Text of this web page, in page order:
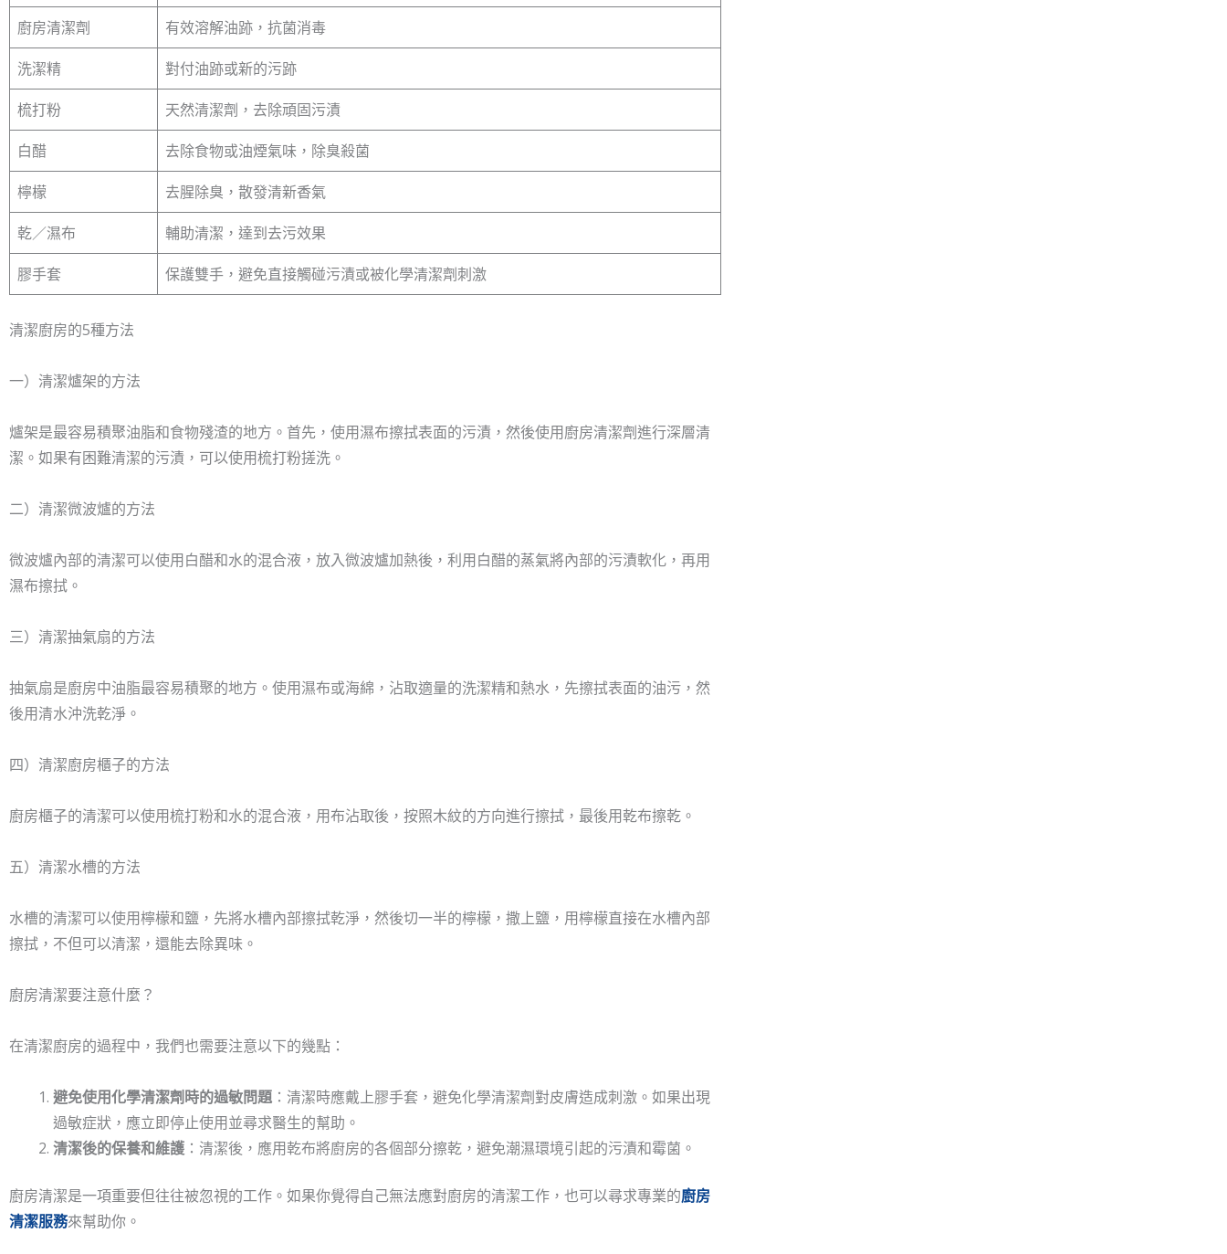
廚房清潔劑 有效溶解油跡，抗菌消毒
洗潔精 對付油跡或新的污跡
梳打粉 天然清潔劑，去除頑固污漬
白醋 去除食物或油煙氣味，除臭殺菌
檸檬 去腥除臭，散發清新香氣
乾／濕布 輔助清潔，達到去污效果
膠手套 保護雙手，避免直接觸碰污漬或被化學清潔劑刺激
清潔廚房的5種方法
一）清潔爐架的方法
爐架是最容易積聚油脂和食物殘渣的地方。首先，使用濕布擦拭表面的污漬，然後使用廚房清潔劑進行深層清
潔。如果有困難清潔的污漬，可以使用梳打粉搓洗。
二）清潔微波爐的方法
微波爐內部的清潔可以使用白醋和水的混合液，放入微波爐加熱後，利用白醋的蒸氣將內部的污漬軟化，再用
濕布擦拭。
三）清潔抽氣扇的方法
抽氣扇是廚房中油脂最容易積聚的地方。使用濕布或海綿，沾取適量的洗潔精和熱水，先擦拭表面的油污，然
後用清水沖洗乾淨。
四）清潔廚房櫃子的方法
廚房櫃子的清潔可以使用梳打粉和水的混合液，用布沾取後，按照木紋的方向進行擦拭，最後用乾布擦乾。
五）清潔水槽的方法
水槽的清潔可以使用檸檬和鹽，先將水槽內部擦拭乾淨，然後切一半的檸檬，撒上鹽，用檸檬直接在水槽內部
擦拭，不但可以清潔，還能去除異味。
廚房清潔要注意什麼？
在清潔廚房的過程中，我們也需要注意以下的幾點：
避免使用化學清潔劑時的過敏問題 ：清潔時應戴上膠手套，避免化學清潔劑對皮膚造成刺激。如果出現
過敏症狀，應立即停止使用並尋求醫生的幫助。
清潔後的保養和維護 ：清潔後，應用乾布將廚房的各個部分擦乾，避免潮濕環境引起的污漬和霉菌。
廚房清潔是一項重要但往往被忽視的工作。如果你覺得自己無法應對廚房的清潔工作，也可以尋求專業的廚房
清潔服務來幫助你。